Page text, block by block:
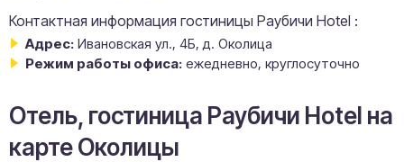
Контактная информация гостиницы Раубичи Hotel :
Адрес: Ивановская ул., 4Б, д. Околица
Режим работы офиса: ежедневно, круглосуточно
Отель, гостиница Раубичи Hotel на
карте Околицы